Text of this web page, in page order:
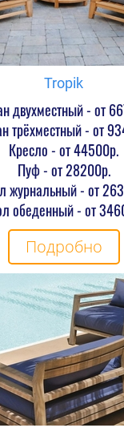
Tropik
двухместный - от
трёхместный - от
Кресло - от 44500р.
Пуф - от 28200р.
журнальный - от
обеденный - от
Подробно